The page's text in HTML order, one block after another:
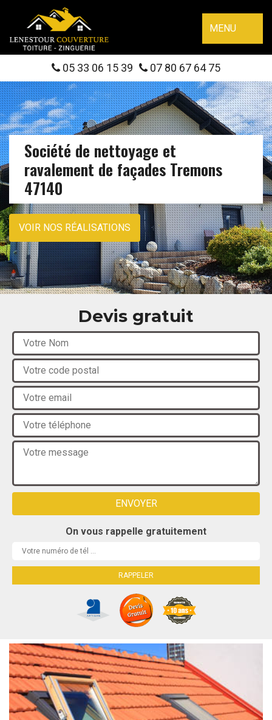
MENU
05 33 06 15 39 07 80 67 64 75
Société de nettoyage et
ravalement de façades Tremons
47140
VOIR NOS RÉALISATIONS
Devis gratuit
On vous rappelle gratuitement